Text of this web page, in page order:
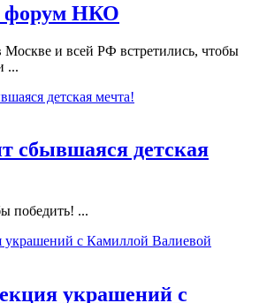
форум НКО
и всей РФ встретились, чтобы
...
сбывшаяся детская
победить! ...
украшений с